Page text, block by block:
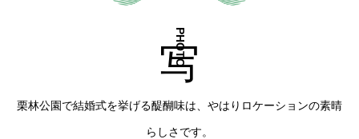
PHOTO
栗林公園で結婚式を挙げる醍醐味は、やはりロケーションの素晴
らしさです。